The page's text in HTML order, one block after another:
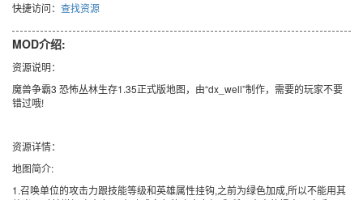
快捷访问： 查找资源
MOD介绍:
资源说明：
魔兽争霸3 恐怖丛林生存1.35正式版地图，由“dx_well”制作，需要的玩家不要
错过哦!
资源详情：
地图简介:
1.召唤单位的攻击力跟技能等级和英雄属性挂钩,之前为绿色加成,所以不能用其